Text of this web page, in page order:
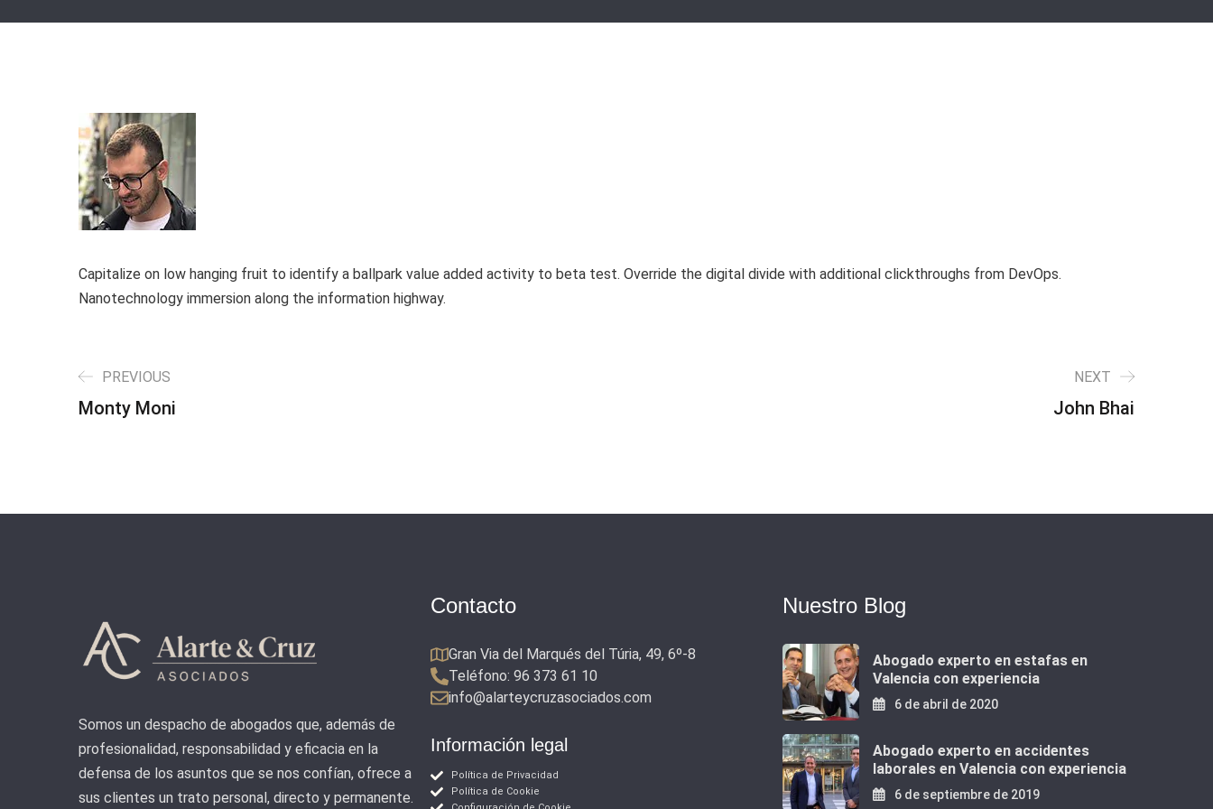
Derecho Civil y Patrimonial
Capitalize on low hanging fruit to identify a ballpark value added activity to beta test. Override the digital divide with additional clickthroughs from DevOps.
Nanotechnology immersion along the information highway.
PREVIOUS
Monty Moni
NEXT
John Bhai
Somos un despacho de abogados que, además de
profesionalidad, responsabilidad y eficacia en la
defensa de los asuntos que se nos confían, ofrece a
sus clientes un trato personal, directo y permanente.
Contacto
Gran Via del Marqués del Túria, 49, 6º-8
Teléfono: 96 373 61 10
info@alarteycruzasociados.com
Información legal
Política de Privacidad
Política de Cookie
Nuestro Blog
Abogado experto en estafas en
Valencia con experiencia
6 de abril de 2020
Abogado experto en accidentes
laborales en Valencia con experiencia
6 de septiembre de 2019